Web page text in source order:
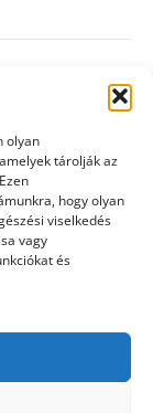
olyan
tárolják az
hogy olyan
viselkedés
vagy
és